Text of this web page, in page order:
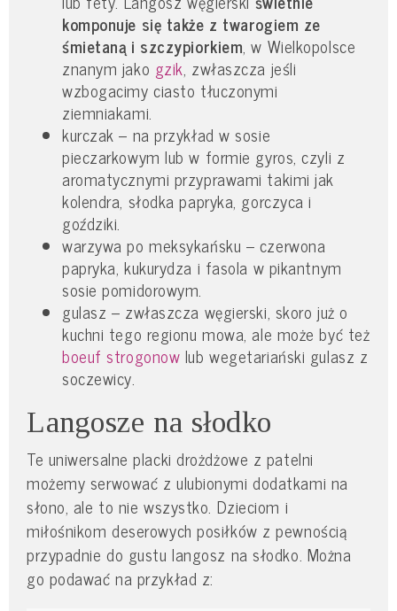
komponuje się także z twarogiem ze
śmietaną i szczypiorkiem, w Wielkopolsce
znanym jako gzik, zwłaszcza jeśli
wzbogacimy ciasto tłuczonymi
ziemniakami.
kurczak – na przykład w sosie
pieczarkowym lub w formie gyros, czyli z
aromatycznymi przyprawami takimi jak
kolendra, słodka papryka, gorczyca i
goździki.
warzywa po meksykańsku – czerwona
papryka, kukurydza i fasola w pikantnym
sosie pomidorowym.
gulasz – zwłaszcza węgierski, skoro już o
kuchni tego regionu mowa, ale może być też
boeuf strogonow lub wegetariański gulasz z
soczewicy.
Langosze na słodko
Te uniwersalne placki drożdżowe z patelni
możemy serwować z ulubionymi dodatkami na
słono, ale to nie wszystko. Dzieciom i
miłośnikom deserowych posiłków z pewnością
przypadnie do gustu langosz na słodko. Można
go podawać na przykład z: